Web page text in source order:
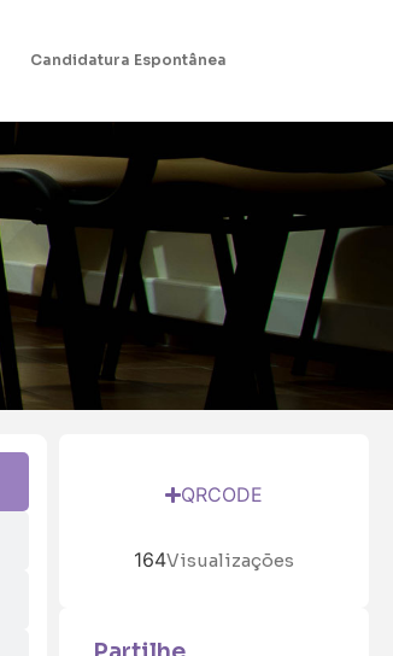
Candidatura Espontânea
QRCODE
164Visualizações